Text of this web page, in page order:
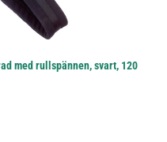
med rullspännen, svart, 120